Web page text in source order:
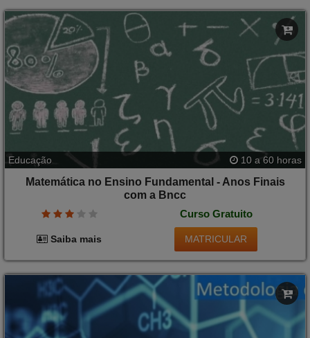
Educação 10 a 60 horas
Matemática no Ensino Fundamental - Anos Finais
com a Bncc
Curso Gratuito
Saiba mais MATRICULAR